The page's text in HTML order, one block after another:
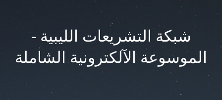
شبكة التشريعات الليبية -
الموسوعة الآلكترونية الشاملة